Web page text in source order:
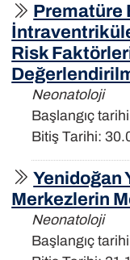
Prematüre
Risk
Neonatoloji
Başlangıç
Bitiş Tarihi:
Yenidoğan
Merkezlerin
Neonatoloji
Başlangıç